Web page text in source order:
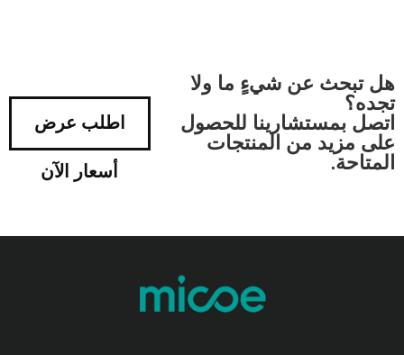
هل تبحث عن شيءٍ ما ولا
تجده؟
اتصل بمستشارينا للحصول
على مزيد من المنتجات
المتاحة.
اطلب عرض
أسعار الآن